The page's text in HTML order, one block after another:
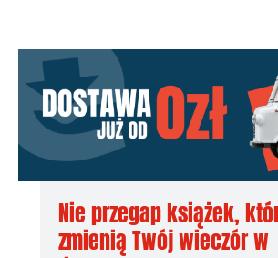
Nie przegap książek,
zmienią Twój wieczór w